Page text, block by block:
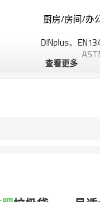
厨房/房间/办
DINplus、
查看更多